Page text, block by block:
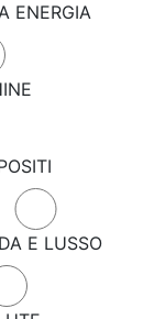
ENERGIA
E LUSSO